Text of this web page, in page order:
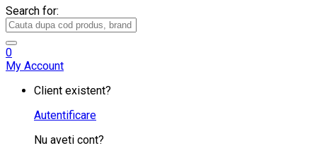
Search for:
0
My Account
Client existent?
Autentificare
Nu aveti cont?